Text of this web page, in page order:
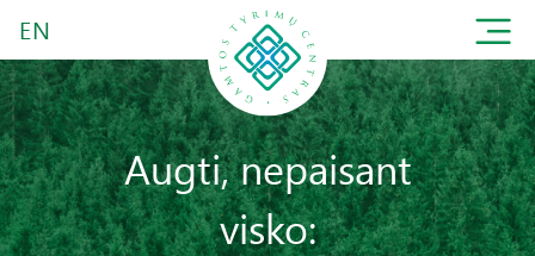
EN
Augti, nepaisant
visko: